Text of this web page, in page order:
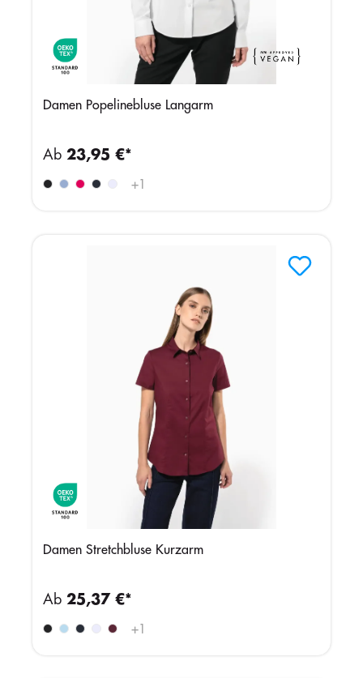
Damen Popelinebluse Langarm
+1
Ab 23,95 €*
Damen Stretchbluse Kurzarm
+1
Ab 25,37 €*